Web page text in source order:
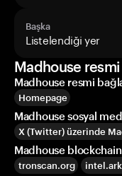
Başka
Listelendiği yer
Madhouse
Madhouse resmi
Homepage
Madhouse sosyal
X (Twitter) üzerinde
Madhouse
tronscan.org